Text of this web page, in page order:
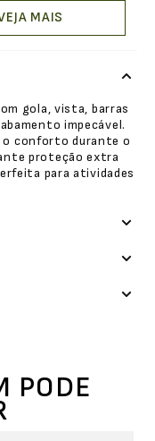
MAIS
gola, vista, barras
impecável.
o conforto durante o
proteção extra
para atividades
PODE